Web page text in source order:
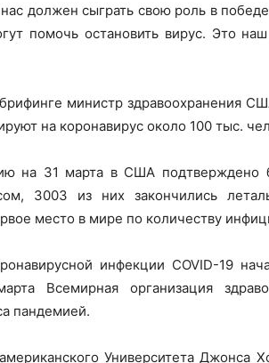
должен сыграть свою роль в
помочь остановить вирус. Это
министр здравоохранения
на коронавирус около 100 тыс.
на 31 марта в США подтверждено
3003 из них закончились
место в мире по количеству
инфекции COVID-19
Всемирная организация
пандемией.
Университета Джонса